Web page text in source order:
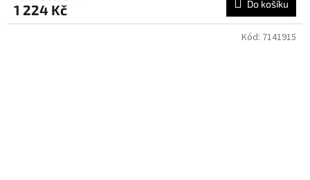
1 224 Kč Do košíku
Kód: 7141915